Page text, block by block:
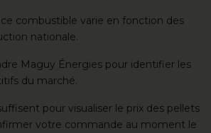
combustible varie en fonction des
nationale.
Maguy Énergies pour identifier les
du marché.
pour visualiser le prix des pellets
votre commande au moment le